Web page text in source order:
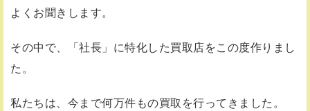
よくお聞きします。
その中で、「社長」に特化した買取店をこの度作りまし
た。
私たちは、今まで何万件もの買取を行ってきました。